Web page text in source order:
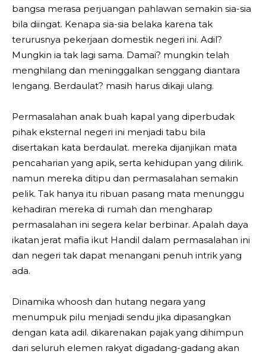
bangsa merasa perjuangan pahlawan semakin sia-sia
bila diingat. Kenapa sia-sia belaka karena tak
terurusnya pekerjaan domestik negeri ini. Adil?
Mungkin ia tak lagi sama. Damai? mungkin telah
menghilang dan meninggalkan senggang diantara
lengang. Berdaulat? masih harus dikaji ulang.
Permasalahan anak buah kapal yang diperbudak
pihak eksternal negeri ini menjadi tabu bila
disertakan kata berdaulat. mereka dijanjikan mata
pencaharian yang apik, serta kehidupan yang dilirik.
namun mereka ditipu dan permasalahan semakin
pelik. Tak hanya itu ribuan pasang mata menunggu
kehadiran mereka di rumah dan mengharap
permasalahan ini segera kelar berbinar. Apalah daya
ikatan jerat mafia ikut Handil dalam permasalahan ini
dan negeri tak dapat menangani penuh intrik yang
ada.
Dinamika whoosh dan hutang negara yang
menumpuk pilu menjadi sendu jika dipasangkan
dengan kata adil. dikarenakan pajak yang dihimpun
dari seluruh elemen rakyat digadang-gadang akan